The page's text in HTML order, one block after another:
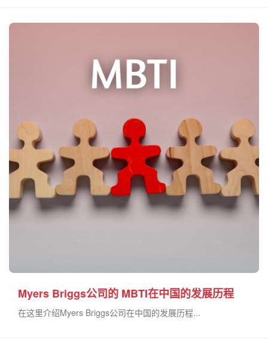
Myers Briggs公司的 MBTI在中国的发展历程
在这里介绍Myers Briggs公司在中国的发展历程...